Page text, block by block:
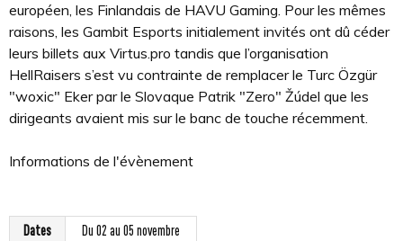
européen, les Finlandais de HAVU Gaming. Pour les mêmes
raisons, les Gambit Esports initialement invités ont dû céder
leurs billets aux Virtus.pro tandis que l’organisation
HellRaisers s’est vu contrainte de remplacer le Turc Özgür
"woxic" Eker par le Slovaque Patrik "Zero" Žúdel que les
dirigeants avaient mis sur le banc de touche récemment.
Informations de l'évènement
Dates
Du 02 au 05 novembre